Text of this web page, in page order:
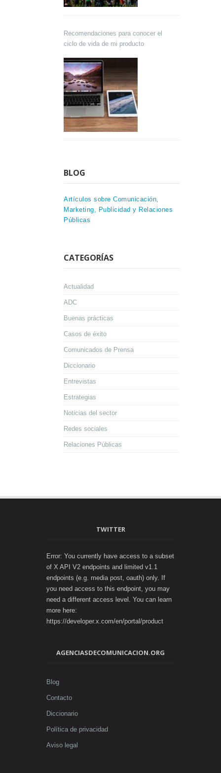
Recomendaciones para conocer el
ciclo de vida de mi producto
BLOG
Artículos sobre Comunicación,
Marketing, Publicidad y Relaciones
Públicas
CATEGORÍAS
Actualidad
ADC
Buenas prácticas
Casos de éxito
Comunicados de Prensa
Diccionario
Entrevistas
Estrategias
Noticias del sector
Redes sociales
Relaciones Públicas
TWITTER
Error: You currently have access to a subset
of X API V2 endpoints and limited v1.1
endpoints (e.g. media post, oauth) only. If
you need access to this endpoint, you may
need a different access level. You can learn
more here:
https://developer.x.com/en/portal/product
AGENCIASDECOMUNICACION.ORG
Blog
Contacto
Diccionario
Política de privacidad
Aviso legal